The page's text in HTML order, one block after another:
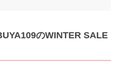
のWINTER SALE